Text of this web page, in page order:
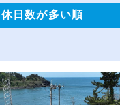
休日数が多い順
給与が高い順
（⾼卒の給与を基準）